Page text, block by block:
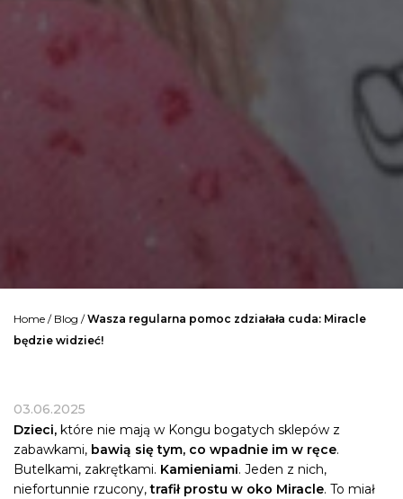
Home / Blog /Wasza regularna pomoc zdziałała cuda: Miracle
będzie widzieć!
03.06.2025
Dzieci, które nie mają w Kongu bogatych sklepów z
zabawkami, bawią się tym, co wpadnie im w ręce.
Butelkami, zakrętkami. Kamieniami. Jeden z nich,
niefortunnie rzucony,trafił prostu w oko Miracle. To miał